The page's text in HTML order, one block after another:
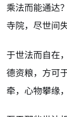
乘法而能通达
寺院，尽世间
于世法而自在
德资粮，方可
牵，心物攀缘